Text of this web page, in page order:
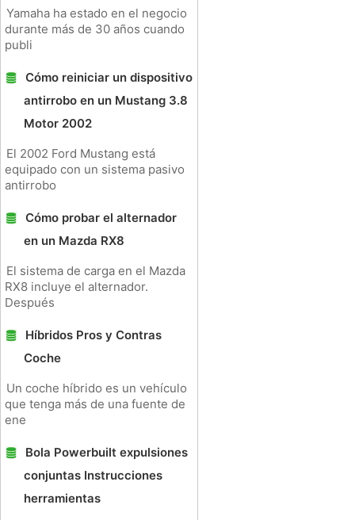
Yamaha ha estado en el negocio
durante más de 30 años cuando
publi
Cómo reiniciar un dispositivo
antirrobo en un Mustang 3.8
Motor 2002
El 2002 Ford Mustang está
equipado con un sistema pasivo
antirrobo
Cómo probar el alternador
en un Mazda RX8
El sistema de carga en el Mazda
RX8 incluye el alternador.
Después
Híbridos Pros y Contras
Coche
Un coche híbrido es un vehículo
que tenga más de una fuente de
ene
Bola Powerbuilt expulsiones
conjuntas Instrucciones
herramientas